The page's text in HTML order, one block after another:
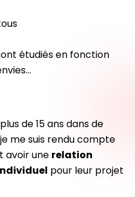
étudiés en fonction
de 15 ans dans de
me suis rendu compte
avoir une relation
pour leur projet